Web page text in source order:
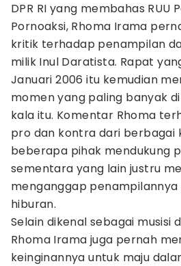
DPR RI yang membahas RUU
Pornoaksi, Rhoma Irama
kritik terhadap penampilan
milik Inul Daratista. Rapat
Januari 2006 itu kemudian
momen yang paling banyak
kala itu. Komentar Rhoma
pro dan kontra dari berbagai
beberapa pihak mendukung
sementara yang lain justru
menganggap
hiburan.
Selain dikenal sebagai musisi
Rhoma Irama juga pernah
keinginannya untuk maju